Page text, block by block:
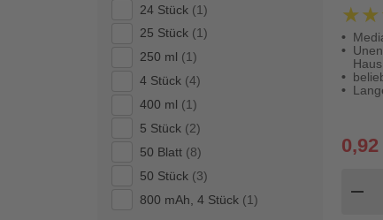
24 Stück (1)
25 Stück (1)
250 ml (1)
4 Stück (4)
400 ml (1)
5 Stück (2)
50 Blatt (8)
50 Stück (3)
800 mAh, 4 Stück (1) remove